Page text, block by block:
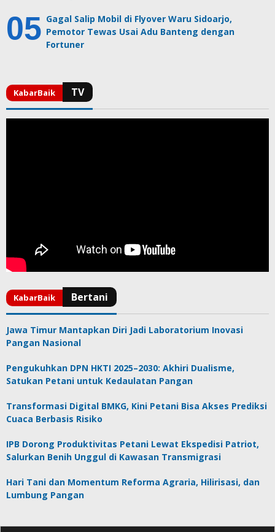
Gagal Salip Mobil di Flyover Waru Sidoarjo,
Pemotor Tewas Usai Adu Banteng dengan
Fortuner
Jawa Timur Mantapkan Diri Jadi Laboratorium Inovasi
Pangan Nasional
Pengukuhkan DPN HKTI 2025–2030: Akhiri Dualisme,
Satukan Petani untuk Kedaulatan Pangan
Transformasi Digital BMKG, Kini Petani Bisa Akses Prediksi
Cuaca Berbasis Risiko
IPB Dorong Produktivitas Petani Lewat Ekspedisi Patriot,
Salurkan Benih Unggul di Kawasan Transmigrasi
Hari Tani dan Momentum Reforma Agraria, Hilirisasi, dan
Lumbung Pangan